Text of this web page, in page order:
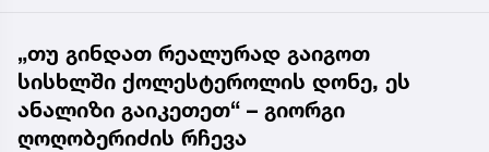
„თუ გინდათ რეალურად გაიგოთ
სისხლში ქოლესტეროლის დონე, ეს
ანალიზი გაიკეთეთ“ – გიორგი
ღოღობერიძის რჩევა